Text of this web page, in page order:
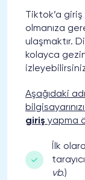
Tiktok’a
olmanıza
ulaşmaktır.
kolayca
Aşağıdaki
giriş yapma
İlk
vb.)